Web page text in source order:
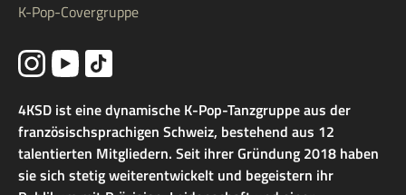
K-Pop-Covergruppe
4KSD ist eine dynamische K-Pop-Tanzgruppe aus der
französischsprachigen Schweiz, bestehend aus 12
talentierten Mitgliedern. Seit ihrer Gründung 2018 haben
sie sich stetig weiterentwickelt und begeistern ihr